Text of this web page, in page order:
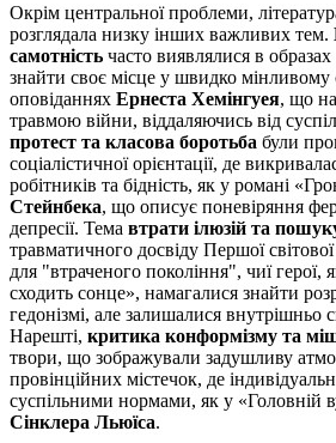
Окрім центральної проблеми,
розглядала низку інших важливих тем.
самотність часто виявлялися в образах
знайти своє місце у швидко мінливому
оповіданнях Ернеста Хемінгуея, що
травмою війни, віддаляючись від
протест та класова боротьба були
соціалістичної орієнтації, де
робітників та бідність, як у романі
Стейнбека, що описує поневіряння
депресії. Тема втрати ілюзій та
травматичного досвіду Першої
для "втраченого покоління", чиї герої,
сходить сонце», намагалися знайти
гедонізмі, але залишалися внутрішньо
Нарешті, критика конформізму та
твори, що зображували задушливу
провінційних містечок, де
суспільними нормами, як у «Головній
Сінклера Льюїса.